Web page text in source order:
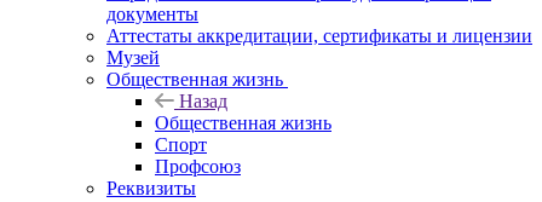
документы
Аттестаты аккредитации, сертификаты и лицензии
Музей
Общественная жизнь
Назад
Общественная жизнь
Спорт
Профсоюз
Реквизиты